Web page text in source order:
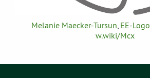
Melanie Maecker-Tursun, EE-Logo
w.wiki/Mcx